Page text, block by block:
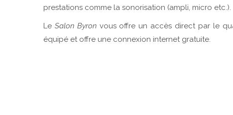
prestations comme la sonorisation (ampli, micro etc.).
Le Salon Byron vous offre un accès direct par le
équipé et offre une connexion internet gratuite.